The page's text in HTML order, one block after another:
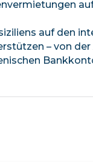
auf den
– von